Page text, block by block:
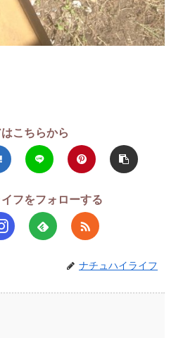
こちらから
フをフォローする
ナチュハイライフ